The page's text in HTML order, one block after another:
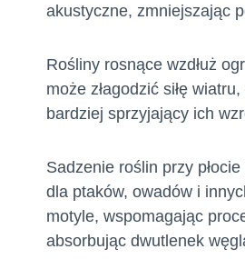
akustyczne, zmniejszając
Rośliny rosnące wzdłuż
może złagodzić siłę
bardziej sprzyjający ich
Sadzenie roślin przy
dla ptaków, owadów i
motyle, wspomagając
absorbując dwutlenek